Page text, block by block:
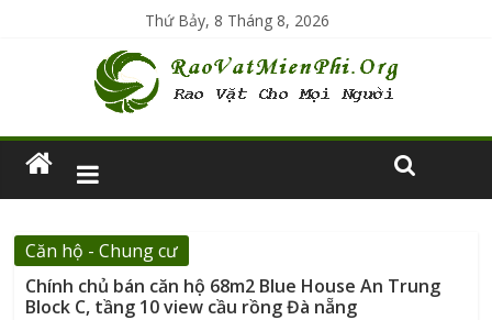
Thứ Bảy, 8 Tháng 8, 2026
Căn hộ - Chung cư
Chính chủ bán căn hộ 68m2 Blue House An Trung
Block C, tầng 10 view cầu rồng Đà nẵng